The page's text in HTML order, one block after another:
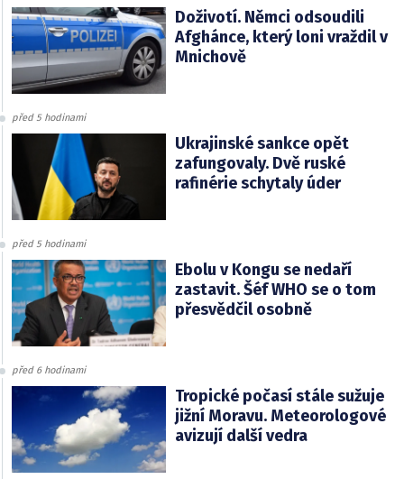
Doživotí. Němci odsoudili
Afghánce, který loni vraždil v
Mnichově
před 5 hodinami
Ukrajinské sankce opět
zafungovaly. Dvě ruské
rafinérie schytaly úder
před 5 hodinami
Ebolu v Kongu se nedaří
zastavit. Šéf WHO se o tom
přesvědčil osobně
před 6 hodinami
Tropické počasí stále sužuje
jižní Moravu. Meteorologové
avizují další vedra